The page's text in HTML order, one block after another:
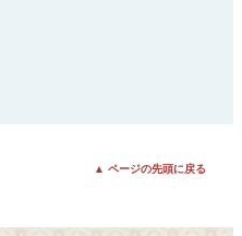
▲ ページの先頭に戻る